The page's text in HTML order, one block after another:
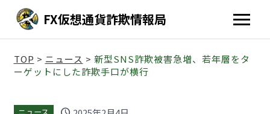
FX仮想通貨詐欺情報局
TOP > ニュース > 新型SNS詐欺被害急増、若年層をタ
ーゲットにした詐欺手口が横行